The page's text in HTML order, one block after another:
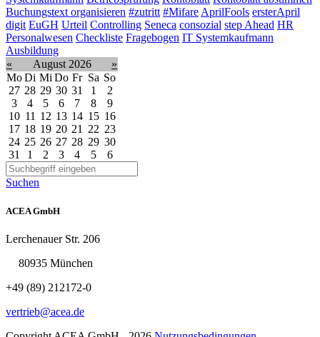
Buchungstext organisieren #zutritt #MifareAprilFools ersterApril
digit EuGH Urteil Controlling Seneca consozial step Ahead HR
Personalwesen Checkliste Fragebogen IT Systemkaufmann
Ausbildung
«
August 2026
»
Mo Di MiDo Fr Sa So
27 28 29 30 31 1
2
3
4 5 6 7 8
9
10 11 12 13 14 15 16
17 18 19 20 21 22 23
24 25 26 27 28 29 30
31
1 2 3 4 5 6
Suchen
ACEA GmbH
Lerchenauer Str. 206
80935 München
+49 (89) 212172-0
vertrieb@acea.de